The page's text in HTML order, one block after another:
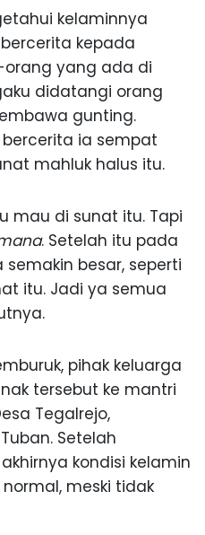
kelaminnya
kepada
yang ada di
didatangi orang
gunting.
ia sempat
mahluk halus itu.
mau di sunat itu. Tapi
. Setelah itu pada
besar, seperti
itu. Jadi ya semua
pihak keluarga
tersebut ke mantri
Tegalrejo,
Setelah
kondisi kelamin
meski tidak